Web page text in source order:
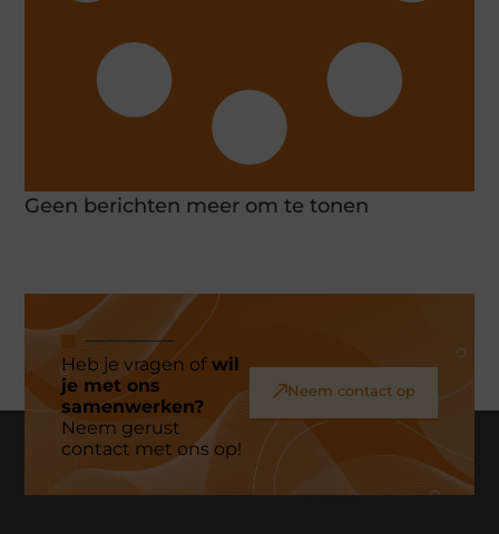
Geen berichten meer om te tonen
Heb je vragen ofwil
je met ons
samenwerken?
Neem gerust
contact met ons op!
Neem contact op